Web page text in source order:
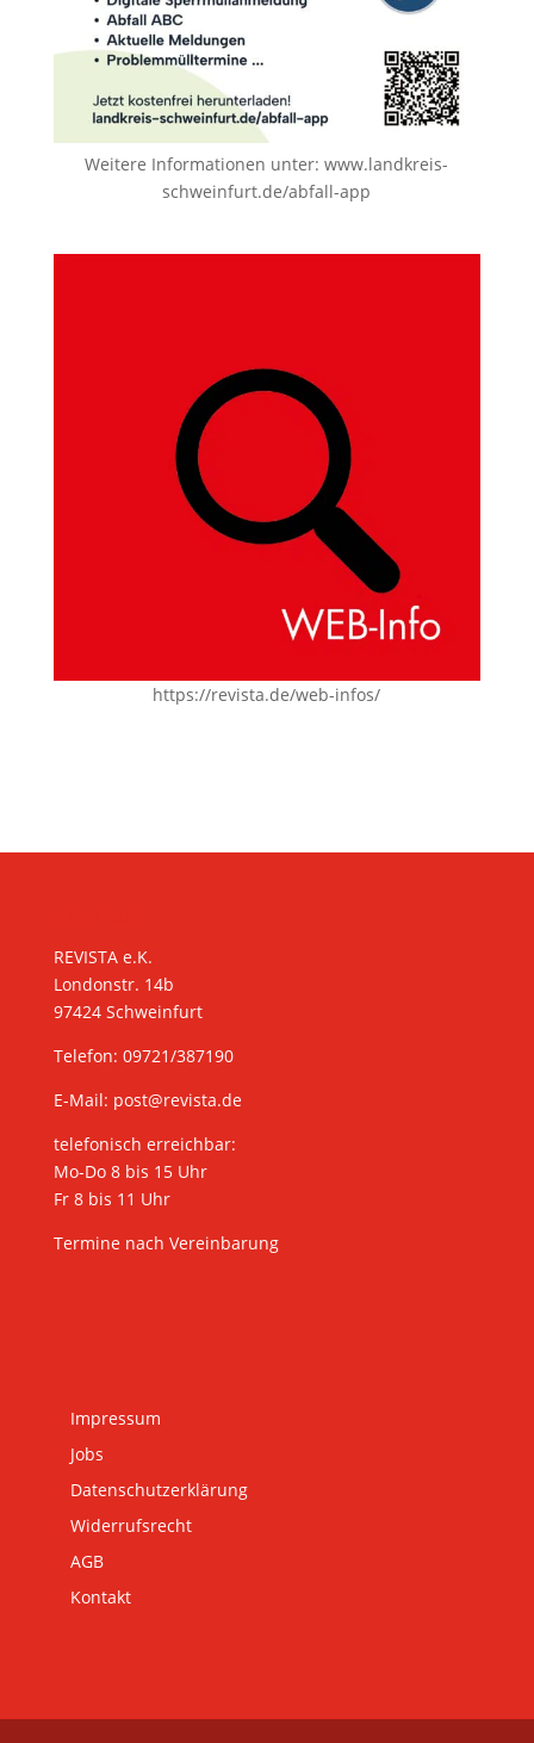
Weitere Informationen unter:www.landkreis-
schweinfurt.de/abfall-app
https://revista.de/web-infos/
REVISTA e.K.
Londonstr. 14b
97424 Schweinfurt
Telefon: 09721/387190
E-Mail: post@revista.de
telefonisch erreichbar:
Mo-Do 8 bis 15 Uhr
Fr 8 bis 11 Uhr
Termine nach Vereinbarung
Impressum
Jobs
Datenschutzerklärung
Widerrufsrecht
AGB
Kontakt